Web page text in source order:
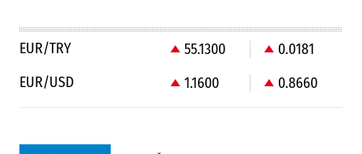
EUR/TRY 55.1300
0.0181
EUR/USD
1.1600 0.8660